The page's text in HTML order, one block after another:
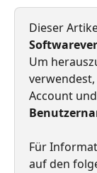
Dieser
Um
Account
Für
auf den